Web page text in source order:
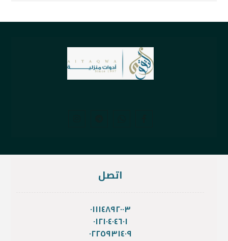
اتصل
٠١١١٤٨٩٢٠٠٣
٠١٢١٠٤٠٤٦٠١
٠٢٢٥٩٣١٤٠٩